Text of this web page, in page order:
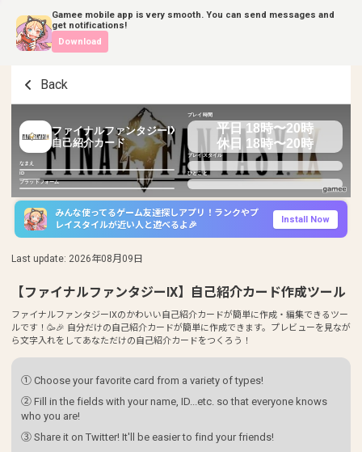
Gamee mobile app is very smooth. You can send messages and
get notifications!
Download
Back
ファイナルファンタジーIX
自己紹介カード
なまえ
ID
プラットフォーム
プレイ時間
平日 18時〜20時
休日 18時〜20時
プレイスタイル
ひとこと
みんな使ってるゲーム友達探しアプリ！ランクやプ
レイスタイルが近い人と遊べるよ🎉
Install Now
Last update: 2026年08月09日
【ファイナルファンタジーIX】自己紹介カード作成ツール
ファイナルファンタジーIXのかわいい自己紹介カードが簡単に作成・編集できるツー
ルです！🥳🎉 自分だけの自己紹介カードが簡単に作成できます。プレビューを見なが
ら文字入れをしてあなただけの自己紹介カードをつくろう！
① Choose your favorite card from a variety of types!
② Fill in the fields with your name, ID...etc. so that everyone knows
who you are!
③ Share it on Twitter! It'll be easier to find your friends!